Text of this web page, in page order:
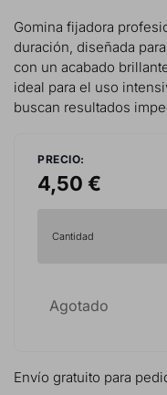
Gomina fijadora
duración, diseñada
con un acabado
ideal para el uso
buscan resultados
PRECIO:
4,50 €
Cantidad
Agotado
Envío gratuito para